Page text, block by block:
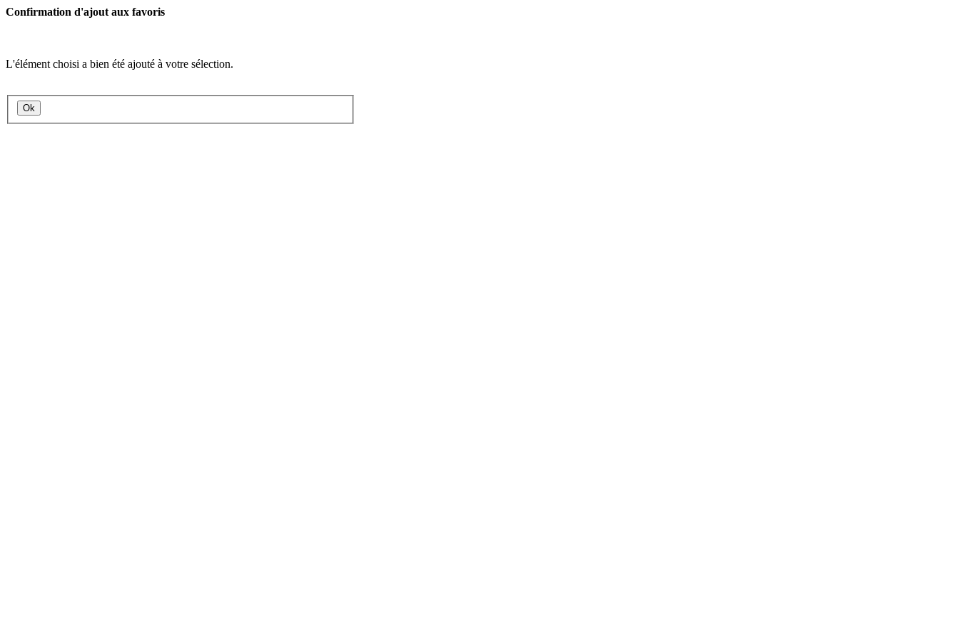
Confirmation d'ajout aux favoris
L'élément choisi a bien été ajouté à votre sélection.